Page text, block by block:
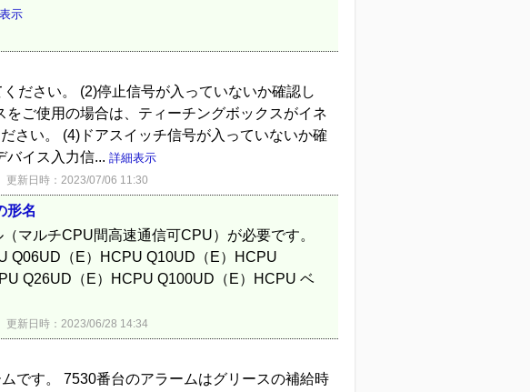
示
ださい。 (2)停止信号が入っていないか確認し
ご使用の場合は、ティーチングボックスがイネ
さい。 (4)ドアスイッチ信号が入っていないか確
バイス入力信... 詳細表示
更新日時：2023/07/06 11:30
形名
マルチCPU間高速通信可CPU）が必要です。
Q06UD（E）HCPU Q10UD（E）HCPU
Q26UD（E）HCPU Q100UD（E）HCPU ベ
更新日時：2023/06/28 14:34
です。 7530番台のアラームはグリースの補給時